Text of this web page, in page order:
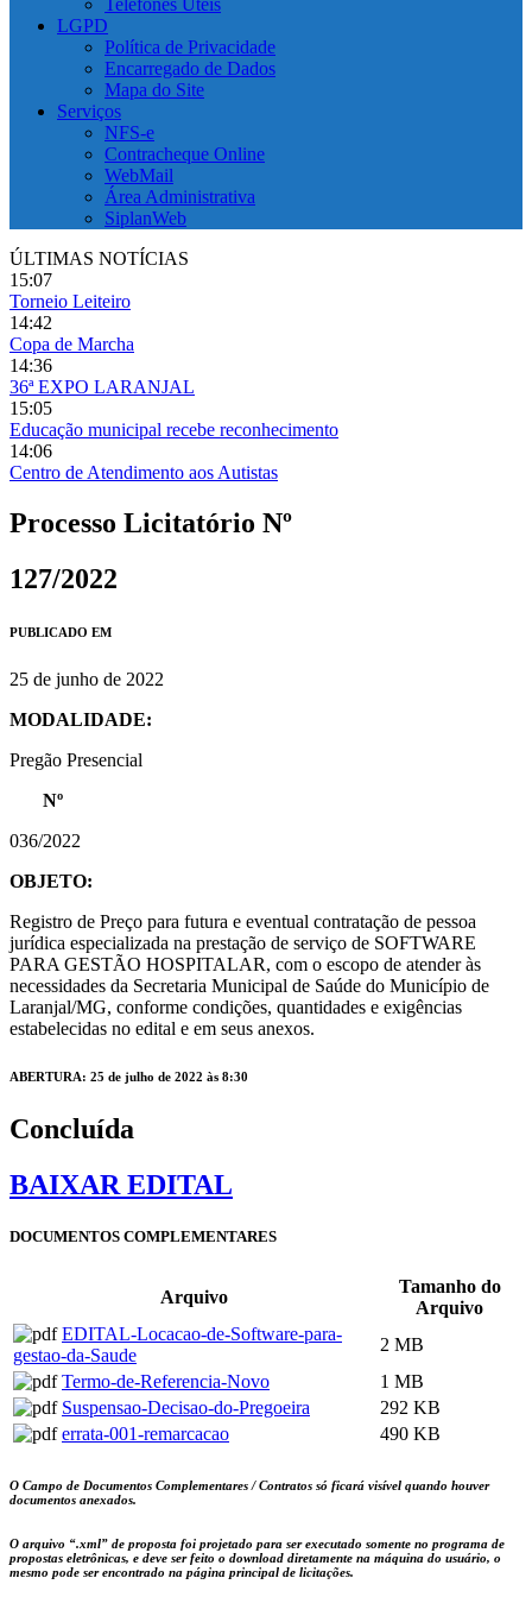
Telefones Úteis
LGPD
Política de Privacidade
Encarregado de Dados
Mapa do Site
Serviços
NFS-e
Contracheque Online
WebMail
Área Administrativa
SiplanWeb
ÚLTIMAS NOTÍCIAS
15:07
Torneio Leiteiro
14:42
Copa de Marcha
14:36
36ª EXPO LARANJAL
15:05
Educação municipal recebe reconhecimento
14:06
Centro de Atendimento aos Autistas
Processo Licitatório Nº
127/2022
PUBLICADO EM
25 de junho de 2022
MODALIDADE:
Pregão Presencial
Nº
036/2022
OBJETO:
Registro de Preço para futura e eventual contratação de pessoa
jurídica especializada na prestação de serviço de SOFTWARE
PARA GESTÃO HOSPITALAR, com o escopo de atender às
necessidades da Secretaria Municipal de Saúde do Município de
Laranjal/MG, conforme condições, quantidades e exigências
estabelecidas no edital e em seus anexos.
ABERTURA: 25 de julho de 2022 às 8:30
Concluída
BAIXAR EDITAL
DOCUMENTOS COMPLEMENTARES
Arquivo
Tamanho do
Arquivo
EDITAL-Locacao-de-Software-para-
gestao-da-Saude
2 MB
Termo-de-Referencia-Novo
1 MB
Suspensao-Decisao-do-Pregoeira
292 KB
errata-001-remarcacao
490 KB
O Campo de Documentos Complementares / Contratos só ficará visível quando houver
documentos anexados.
O arquivo “.xml” de proposta foi projetado para ser executado somente no programa de
propostas eletrônicas, e deve ser feito o download diretamente na máquina do usuário, o
mesmo pode ser encontrado na página principal de licitações.